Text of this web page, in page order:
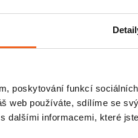
poskytování funkcí
web používáte, sdílíme se
dalšími informacemi, které